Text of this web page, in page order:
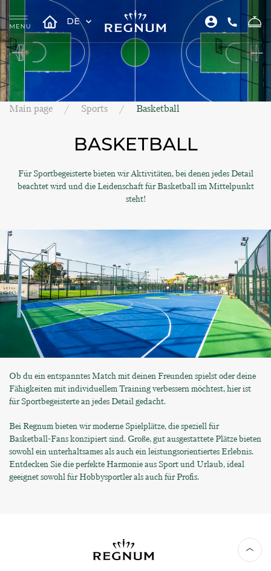
DE
Main page Sports Basketball
BASKETBALL
Für Sportbegeisterte bieten wir Aktivitäten, bei denen jedes Detail
beachtet wird und die Leidenschaft für Basketball im Mittelpunkt
steht!
Ob du ein entspanntes Match mit deinen Freunden spielst oder deine
Fähigkeiten mit individuellem Training verbessern möchtest, hier ist
für Sportbegeisterte an jedes Detail gedacht.
Bei Regnum bieten wir moderne Spielplätze, die speziell für
Basketball-Fans konzipiert sind. Große, gut ausgestattete Plätze bieten
sowohl ein unterhaltsames als auch ein leistungsorientiertes Erlebnis.
Entdecken Sie die perfekte Harmonie aus Sport und Urlaub, ideal
geeignet sowohl für Hobbysportler als auch für Profis.